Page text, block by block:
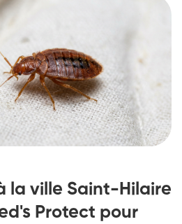
la ville Saint-Hilaire
Protect pour